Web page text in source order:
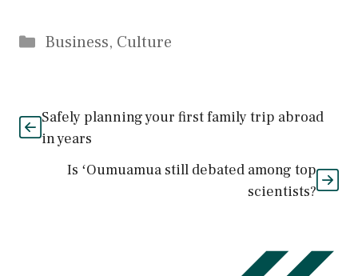
Categorie
Business, Culture
Safely planning your first family trip abroad
in years
Is ʻOumuamua still debated among top
scientists?